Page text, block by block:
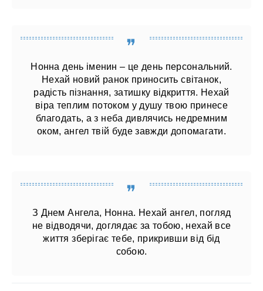
Нонна день іменин – це день персональний.
Нехай новий ранок приносить світанок,
радість пізнання, затишку відкриття. Нехай
віра теплим потоком у душу твою принесе
благодать, а з неба дивлячись недремним
оком, ангел твій буде завжди допомагати.
З Днем Ангела, Нонна. Нехай ангел, погляд
не відводячи, доглядає за тобою, нехай все
життя зберігає тебе, прикривши від бід
собою.